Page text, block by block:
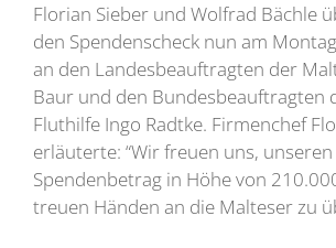
Florian Sieber und Wolfrad Bächle
den Spendenscheck nun am
an den Landesbeauftragten der
Baur und den Bundesbeauftragten
Fluthilfe Ingo Radtke. Firmenchef
erläuterte: “Wir freuen uns, unseren
Spendenbetrag in Höhe von
treuen Händen an die Malteser zu